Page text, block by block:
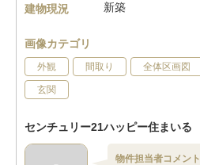
建物現況
新築
画像カテゴリ
外観 間取り 全体区画図
玄関
センチュリー21ハッピー住まいる
物件担当者コメント